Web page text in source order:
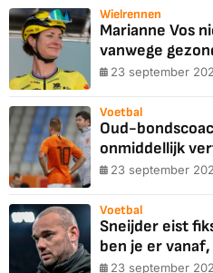
Wielrennen
Marianne Vos
vanwege
23 september
Voetbal
Oud-
onmiddellijk
23 september
Voetbal
Sneijder eist
ben je er
23 september